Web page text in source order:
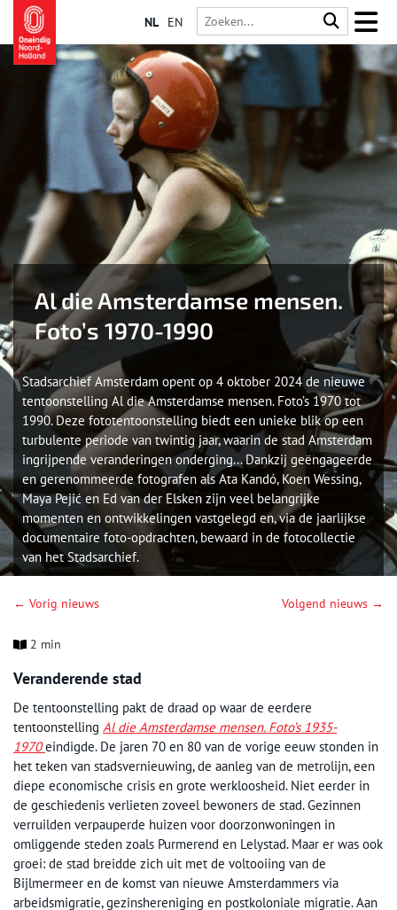
NL EN
Al die Amsterdamse mensen.
Foto’s 1970-1990
Stadsarchief Amsterdam opent op 4 oktober 2024 de nieuwe
tentoonstelling Al die Amsterdamse mensen. Foto’s 1970 tot
1990. Deze fototentoonstelling biedt een unieke blik op een
turbulente periode van twintig jaar, waarin de stad Amsterdam
ingrijpende veranderingen onderging... Dankzij geëngageerde
en gerenommeerde fotografen als Ata Kandó, Koen Wessing,
Maya Pejić en Ed van der Elsken zijn veel belangrijke
momenten en ontwikkelingen vastgelegd en, via de jaarlijkse
documentaire foto-opdrachten, bewaard in de fotocollectie
van het Stadsarchief.
← Vorig nieuws Volgend nieuws →
2 min
Veranderende stad
De tentoonstelling pakt de draad op waar de eerdere
tentoonstelling Al die Amsterdamse mensen. Foto’s 1935-
1970eindigde. De jaren 70 en 80 van de vorige eeuw stonden in
het teken van stadsvernieuwing, de aanleg van de metrolijn, een
diepe economische crisis en grote werkloosheid. Niet eerder in
de geschiedenis verlieten zoveel bewoners de stad. Gezinnen
verruilden verpauperde huizen voor doorzonwoningen in
omliggende steden zoals Purmerend en Lelystad. Maar er was ook
groei: de stad breidde zich uit met de voltooiing van de
Bijlmermeer en de komst van nieuwe Amsterdammers via
arbeidsmigratie, gezinshereniging en postkoloniale migratie. Aan